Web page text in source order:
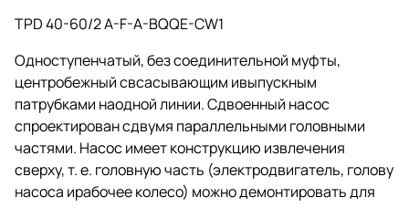
TPD 40-60/2 A-F-A-BQQE-CW1
Одноступенчатый, без соединительной муфты,
центробежный свсасывающим ивыпускным
патрубками наодной линии. Сдвоенный насос
спроектирован сдвумя параллельными головными
частями. Насос имеет конструкцию извлечения
сверху,т. е. головную часть (электродвигатель, голову
насоса ирабочее колесо) можно демонтировать для